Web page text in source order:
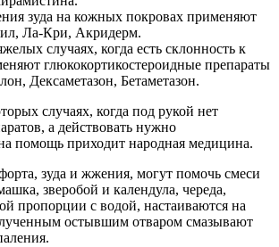
зуда на кожных покровах применяют
Ла-Кри, Акридерм.
случаях, когда есть склонность к
глюкокортикостероидные препараты
Дексаметазон, Бетаметазон.
случаях, когда под рукой нет
а действовать нужно
помощь приходит народная медицина.
зуда и жжения, могут помочь смеси
зверобой и календула, череда,
пропорции с водой, настаиваются на
остывшим отваром смазывают